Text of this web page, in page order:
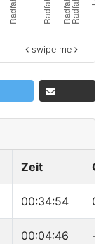
swipe me
Zeit
00:34:54
00:04:46 -